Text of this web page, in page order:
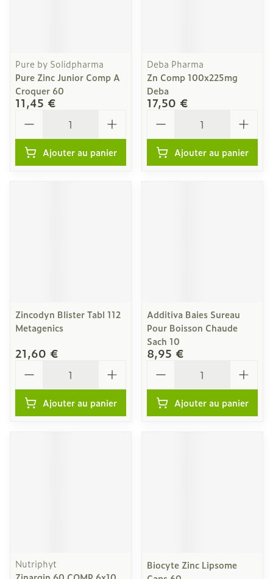
Pure by Solidpharma
Pure Zinc Junior Comp A
Croquer 60
11,45 €
Ajouter au panier
Deba Pharma
Zn Comp 100x225mg
Deba
17,50 €
Ajouter au panier
Zincodyn Blister Tabl 112
Metagenics
21,60 €
Ajouter au panier
Additiva Baies Sureau
Pour Boisson Chaude
Sach 10
8,95 €
Ajouter au panier
Nutriphyt
Biocyte Zinc Lipsome